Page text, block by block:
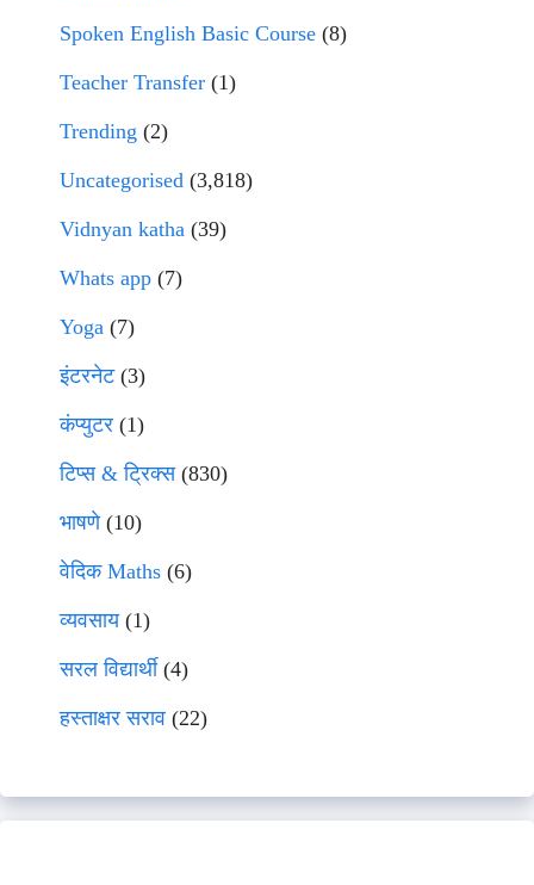
Spoken English Basic Course (8)
Teacher Transfer (1)
Trending (2)
Uncategorised (3,818)
Vidnyan katha (39)
Whats app (7)
Yoga (7)
इंटरनेट(3)
कंप्युटर (1)
टिप्स & ट्रिक्स(830)
भाषणे(10)
वेदिक Maths (6)
व्यवसाय(1)
सरल विद्यार्थी(4)
हस्ताक्षर सराव (22)